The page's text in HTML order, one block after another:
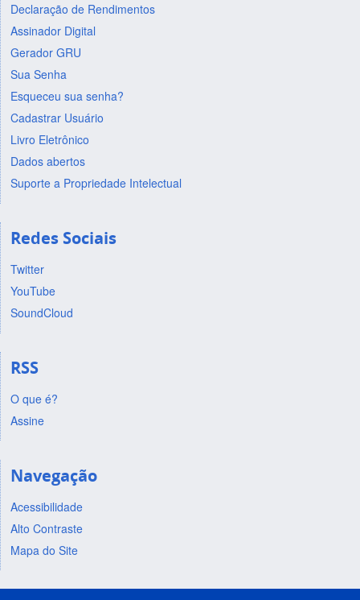
Declaração de Rendimentos
Assinador Digital
Gerador GRU
Sua Senha
Esqueceu sua senha?
Cadastrar Usuário
Livro Eletrônico
Dados abertos
Suporte a Propriedade Intelectual
Redes Sociais
Twitter
YouTube
SoundCloud
RSS
O que é?
Assine
Navegação
Acessibilidade
Alto Contraste
Mapa do Site